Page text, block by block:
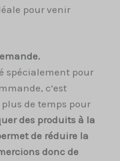
pour venir
spécialement pour
c’est
de temps pour
des produits à la
de réduire la
donc de